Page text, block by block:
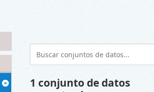
1 conjunto de datos